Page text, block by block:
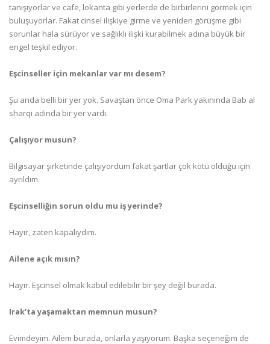
tanışıyorlar ve cafe, lokanta gibi yerlerde de birbirlerini görmek için
buluşuyorlar. Fakat cinsel ilişkiye girme ve yeniden görüşme gibi
sorunlar hala sürüyor ve sağlıklı ilişki kurabilmek adına büyük bir
engel teşkil ediyor.
Eşcinseller için mekanlar var mı desem?
Şu anda belli bir yer yok. Savaştan önce Oma Park yakınında Bab al
sharqi adında bir yer vardı.
Çalışıyor musun?
Bilgisayar şirketinde çalışıyordum fakat şartlar çok kötü olduğu için
ayrıldım.
Eşcinselliğin sorun oldu mu iş yerinde?
Hayır, zaten kapalıydım.
Ailene açık mısın?
Hayır. Eşcinsel olmak kabul edilebilir bir şey değil burada.
Irak’ta yaşamaktan memnun musun?
Evimdeyim. Ailem burada, onlarla yaşıyorum. Başka seçeneğim de